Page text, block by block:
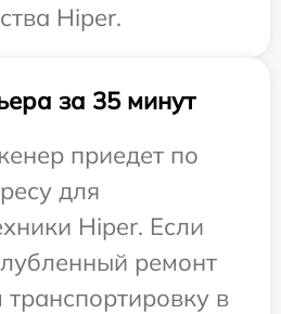
Hiper.
за 35 минут
приедет по
для
Hiper. Если
ремонт
в